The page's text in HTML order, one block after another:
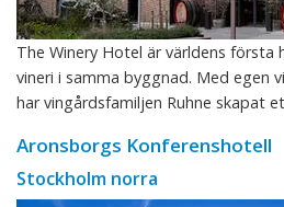
The Winery Hotel är världens
vineri i samma byggnad. Med egen
har vingårdsfamiljen Ruhne skapat
Aronsborgs Konferenshotell
Stockholm norra